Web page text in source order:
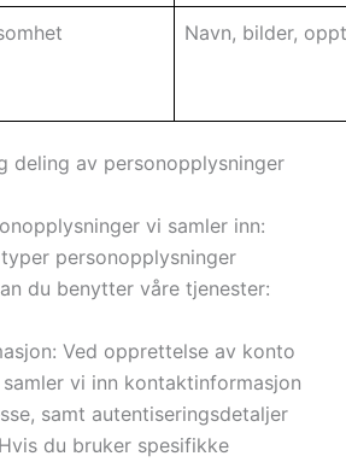
Navn, bilder,
deling av personopplysninger
vi samler inn:
personopplysninger
du benytter våre tjenester:
Ved opprettelse av konto
vi inn kontaktinformasjon
samt autentiseringsdetaljer
du bruker spesifikke